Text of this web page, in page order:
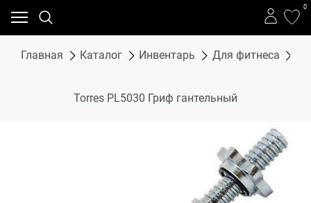
0
Главная Каталог Инвентарь Для фитнеса
Torres PL5030 Гриф гантельный